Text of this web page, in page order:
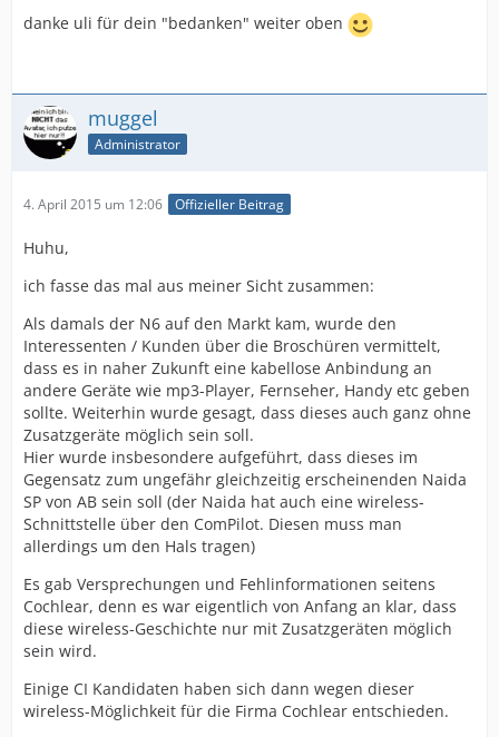
danke uli für dein "bedanken" weiter oben
muggel
Administrator
4. April 2015 um 12:06 Offizieller Beitrag
Huhu,
ich fasse das mal aus meiner Sicht zusammen:
Als damals der N6 auf den Markt kam, wurde den
Interessenten / Kunden über die Broschüren vermittelt,
dass es in naher Zukunft eine kabellose Anbindung an
andere Geräte wie mp3-Player, Fernseher, Handy etc geben
sollte. Weiterhin wurde gesagt, dass dieses auch ganz ohne
Zusatzgeräte möglich sein soll.
Hier wurde insbesondere aufgeführt, dass dieses im
Gegensatz zum ungefähr gleichzeitig erscheinenden Naida
SP von AB sein soll (der Naida hat auch eine wireless-
Schnittstelle über den ComPilot. Diesen muss man
allerdings um den Hals tragen)
Es gab Versprechungen und Fehlinformationen seitens
Cochlear, denn es war eigentlich von Anfang an klar, dass
diese wireless-Geschichte nur mit Zusatzgeräten möglich
sein wird.
Einige CI Kandidaten haben sich dann wegen dieser
wireless-Möglichkeit für die Firma Cochlear entschieden.